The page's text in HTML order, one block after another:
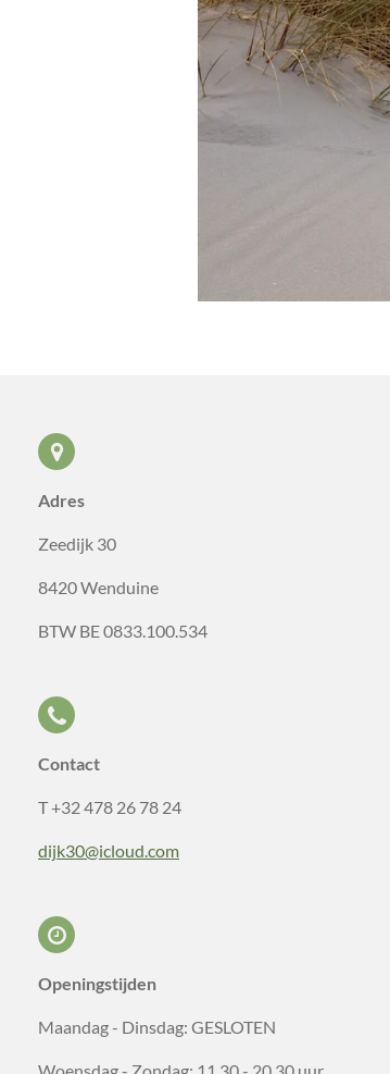
Adres
Zeedijk 30
8420 Wenduine
BTW BE 0833.100.534
Contact
T +32 478 26 78 24
dijk30@icloud.com
Openingstijden
Maandag - Dinsdag: GESLOTEN